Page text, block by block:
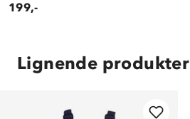
199,-
Lignende produkter